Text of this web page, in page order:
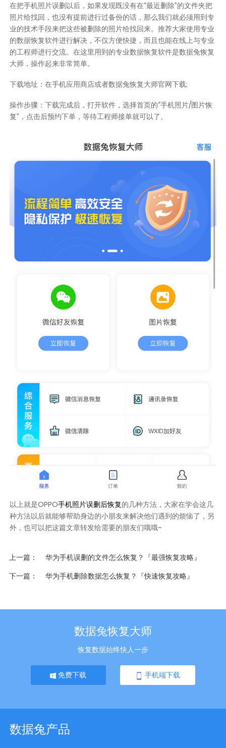
在把手机照片误删以后，如果发现既没有在“最近删除”的文件夹把
照片给找回，也没有提前进行过备份的话，那么我们就必须用到专
业的技术手段来把这些被删除的照片给找回来。推荐大家使用专业
的数据恢复软件进行解决，不仅方便快捷，而且也能在线上与专业
的工程师进行交流。在这里用到的专业数据恢复软件是数据兔恢复
大师，操作起来非常简单。
下载地址：在手机应用商店或者数据兔恢复大师官网下载;
操作步骤：下载完成后，打开软件，选择首页的“手机照片/图片恢
复”，点击后预约下单，等待工程师接单就可以了。
以上就是OPPO手机照片误删后恢复的几种方法，大家在学会这几
种方法以后就能够帮助身边的小朋友来解决他们遇到的烦恼了，另
外，也可以把这篇文章转发给需要的朋友们哦哦~
上一篇
华为手机误删的文件怎么恢复？『最强恢复攻略』
下一篇
华为手机删除数据怎么恢复？『快速恢复攻略』
数据兔恢复大师
恢复数据始终快人一步
免费下载 手机端下载
数据兔产品